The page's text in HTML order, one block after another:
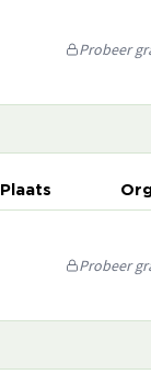
Probeer
Plaats
Probeer